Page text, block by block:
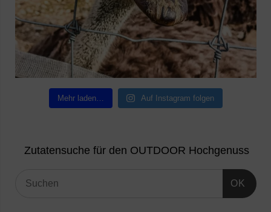
Mehr laden… Auf Instagram folgen
Zutatensuche für den OUTDOOR Hochgenuss
OK